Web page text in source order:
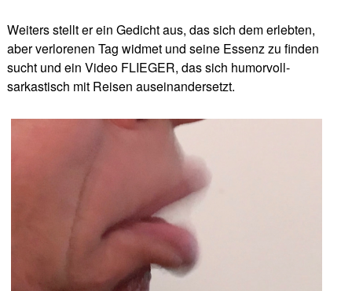
Weiters stellt er ein Gedicht aus, das sich dem erlebten,
aber verlorenen Tag widmet und seine Essenz zu finden
sucht und ein Video FLIEGER, das sich humorvoll-
sarkastisch mit Reisen auseinandersetzt.